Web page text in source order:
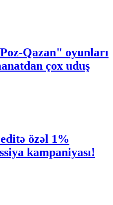
Qazan" oyunları
çox uduş
özəl 1%
kampaniyası!